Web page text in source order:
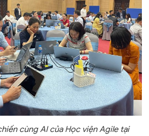
cùng AI của Học viện Agile tại